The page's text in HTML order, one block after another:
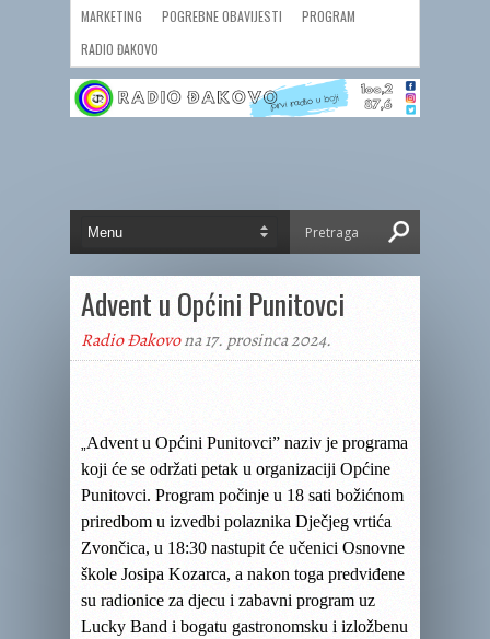
MARKETING POGREBNE OBAVIJESTI
PROGRAM
RADIO ĐAKOVO
Advent u Općini Punitovci
Radio Đakovona 17. prosinca 2024.
Advent u Općini Punitovci” naziv je programa
koji će se održati petak u organizaciji Općine
Punitovci. Program počinje u 18 sati božićnom
priredbom u izvedbi polaznika Dječjeg vrtića
Zvončica, u 18:30 nastupit će učenici Osnovne
škole Josipa Kozarca, a nakon toga predviđene
su radionice za djecu i zabavni program uz
Lucky Band i bogatu gastronomsku i izložbenu